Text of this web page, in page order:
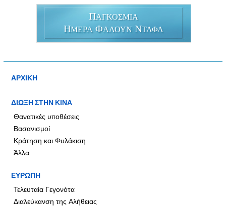
ΠΑΓΚΟΣΜΙΑ
ΗΜΕΡΑ ΦΑΛΟΥΝ ΝΤΑΦΑ
ΑΡΧΙΚΗ
ΔΙΩΞΗ ΣΤΗΝ ΚΙΝΑ
Θανατικές υποθέσεις
Βασανισμοί
Κράτηση και Φυλάκιση
Άλλα
ΕΥΡΩΠΗ
Τελευταία Γεγονότα
Διαλεύκανση της Αλήθειας